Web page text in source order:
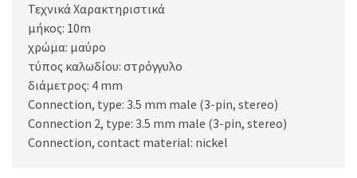
Τεχνικά Χαρακτηριστικά
μήκος: 10m
χρώμα: μαύρο
τύπος καλωδίου: στρόγγυλο
διάμετρος: 4 mm
Connection, type: 3.5 mm male (3-pin, stereo)
Connection 2, type: 3.5 mm male (3-pin, stereo)
Connection, contact material: nickel